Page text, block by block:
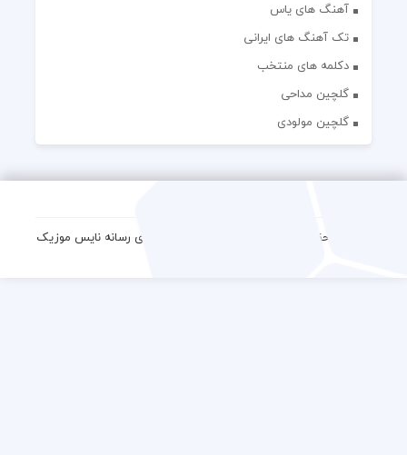
آهنگ های یاس
تک آهنگ های ایرانی
دکلمه های منتخب
گلچین مداحی
گلچین مولودی
کلیه حقوق مادی و معنوی این وب سایت برای رسانه نایس موزیک